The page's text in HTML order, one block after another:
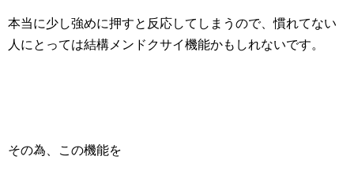
本当に少し強めに押すと反応してしまうので、慣れてない
人にとっては結構メンドクサイ機能かもしれないです。
その為、この機能を